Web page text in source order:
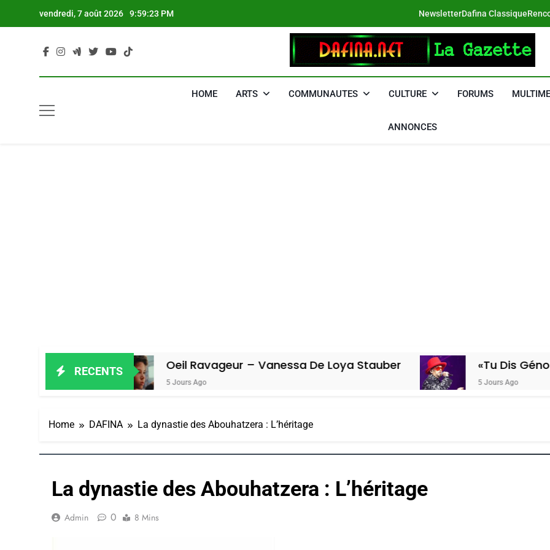
vendredi, 7 août 2026 9:59:24 PM NewsletterDafina Classique
DAFINA
HOME ARTS COMMUNAUTES CULTURE FORUMS
ANNONCES
RECENTSOeil Ravageur – Vanessa De Loya Stauber
5 Jours Ago
«Tu Dis Génocide, Je
5 Jours Ago
Home DAFINA La dynastie des Abouhatzera : L’héritage
La dynastie des Abouhatzera : L’héritage
Admin 0 8 Mins